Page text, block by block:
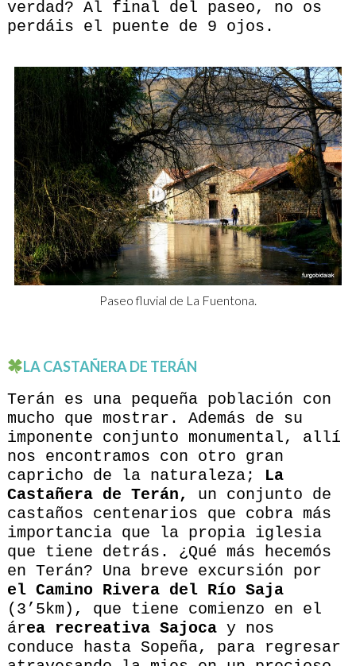
verdad? Al final del paseo, no os
perdáis el puente de 9 ojos.
Paseo fluvial de La Fuentona.
LA CASTAÑERA DE TERÁN
Terán es una pequeña población con
mucho que mostrar. Además de su
imponente conjunto monumental, allí
nos encontramos con otro gran
capricho de la naturaleza; La
Castañera de Terán, un conjunto de
castaños centenarios que cobra más
importancia que la propia iglesia
que tiene detrás. ¿Qué más hecemós
en Terán? Una breve excursión por
el Camino Rivera del Río Saja
(3’5km), que tiene comienzo en el
área recreativa Sajoca y nos
conduce hasta Sopeña, para regresar